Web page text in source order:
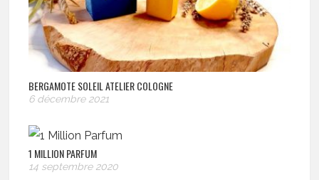
BERGAMOTE SOLEIL ATELIER COLOGNE
6 décembre 2021
1 MILLION PARFUM
14 septembre 2020